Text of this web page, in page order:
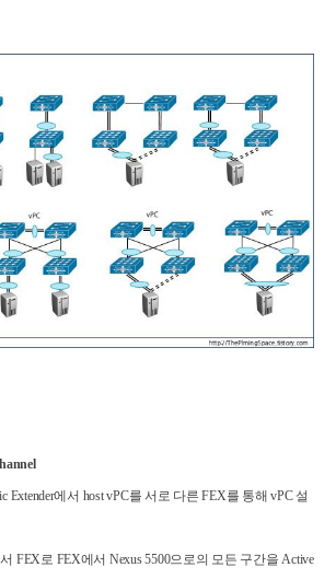
Extender에서 host vPC를 서로 다른FEX를 통해vPC 설
FEX로 FEX에서 Nexus 5500으로의 모든 구간을 Active